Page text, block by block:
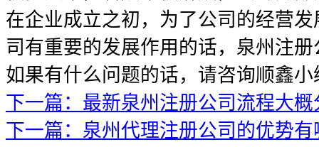
在企业成立之初，为了公司的经营
司有重要的发展作用的话，泉州注
如果有什么问题的话，请咨询顺鑫小
下一篇：最新泉州注册公司流程大
下一篇：泉州代理注册公司的优势有